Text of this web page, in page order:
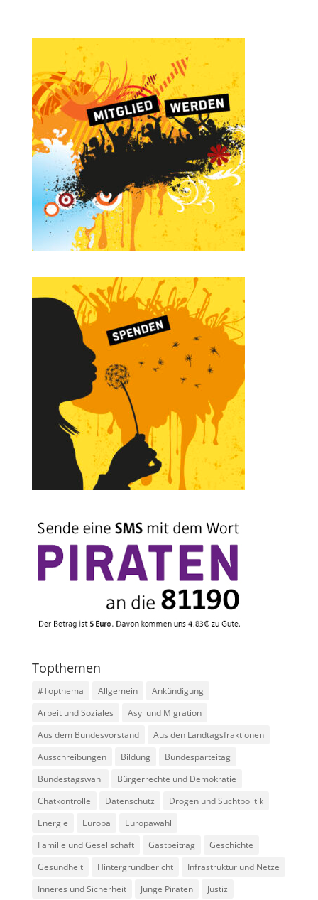
Topthemen
#Topthema Allgemein
Ankündigung
Arbeit und Soziales
Asyl und Migration
Aus dem Bundesvorstand
Aus den Landtagsfraktionen
Ausschreibungen
Bildung
Bundesparteitag
Bundestagswahl
Bürgerrechte und Demokratie
Chatkontrolle
Datenschutz
Drogen und Suchtpolitik
Energie
Europa
Europawahl
Familie und Gesellschaft
Gastbeitrag
Geschichte
Gesundheit
Hintergrundbericht
Infrastruktur und Netze
Inneres und Sicherheit
Junge Piraten
Justiz